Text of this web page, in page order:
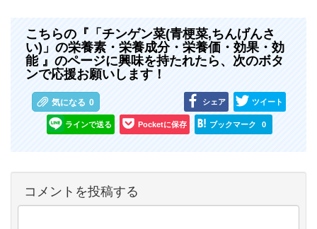
こちらの『「チンゲン菜(青梗菜,ちんげんさ
い)」の栄養素・栄養成分・栄養価・効果・効
能 』のページに興味を持たれたら、次のボタ
ンで応援お願いします！
気になる 0 シェア ツイート
ラインで送る Pocketに保存 ブックマーク 0
コメントを投稿する